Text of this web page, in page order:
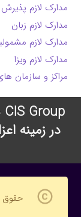
مدارک لازم پذیرش
مدارک لازم زبان
مدارک لازم
مدارک لازم ویزا
مراکز و سازمان
در زمینه
copyright